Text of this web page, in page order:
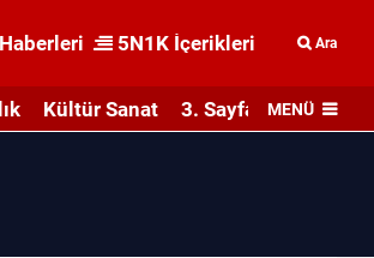
5N1K İçerikleri Ara
Kültür Sanat 3. Sayfa MENÜ